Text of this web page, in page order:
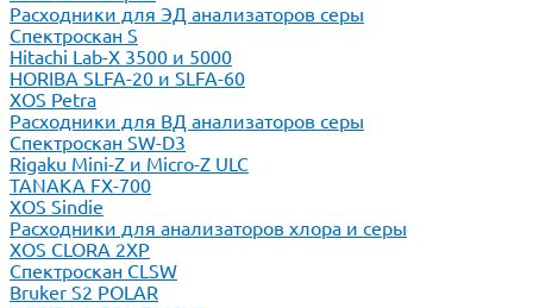
Расходники для ЭД анализаторов серы
Спектроскан S
Hitachi Lab-X 3500 и 5000
HORIBA SLFA-20 и SLFA-60
XOS Petra
Расходники для ВД анализаторов серы
Спектроскан SW-D3
Rigaku Mini-Z и Micro-Z ULC
TANAKA FX-700
XOS Sindie
Расходники для анализаторов хлора и серы
XOS CLORA 2XP
Спектроскан CLSW
Bruker S2 POLAR